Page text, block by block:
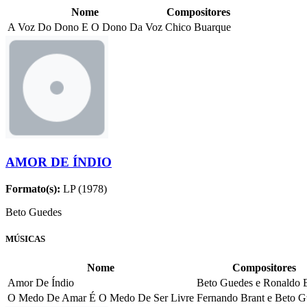
Nome
Compositores
A Voz Do Dono E O Dono Da Voz Chico Buarque
AMOR DE ÍNDIO
Formato(s): LP (1978)
Beto Guedes
MÚSICAS
Nome
Compositores
Amor De Índio
Beto Guedes e Ronaldo
O Medo De Amar É O Medo De Ser Livre Fernando Brant e Beto